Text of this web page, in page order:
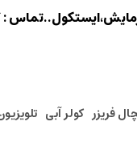
: 02177579097 - 09127245157
فریزر کولر آبی